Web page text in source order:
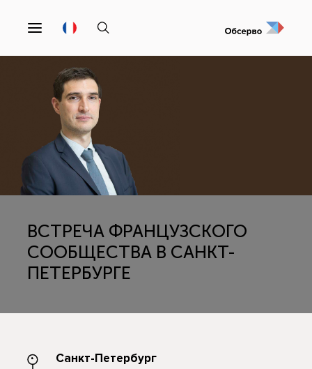
ВСТРЕЧА ФРАНЦУЗСКОГО
СООБЩЕСТВА В САНКТ-
ПЕТЕРБУРГЕ
Санкт-Петербург